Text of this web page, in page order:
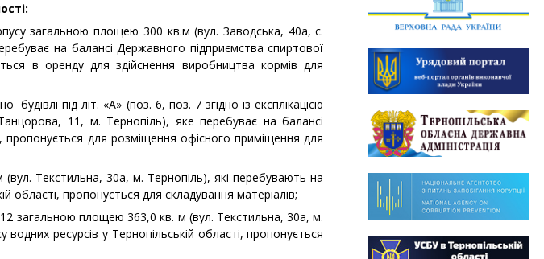
загальною площею 300 кв.м (вул. Заводська, 40а, с.
на балансі Державного підприємства спиртової
в оренду для здійснення виробництва кормів для
під літ. «А» (поз. 6, поз. 7 згідно із експлікацією
11, м. Тернопіль), яке перебуває на балансі
пропонується для розміщення офісного приміщення для
Текстильна, 30а, м. Тернопіль), які перебувають на
області, пропонується для складування матеріалів;
загальною площею 363,0 кв. м (вул. Текстильна, 30а, м.
ресурсів у Тернопільській області, пропонується